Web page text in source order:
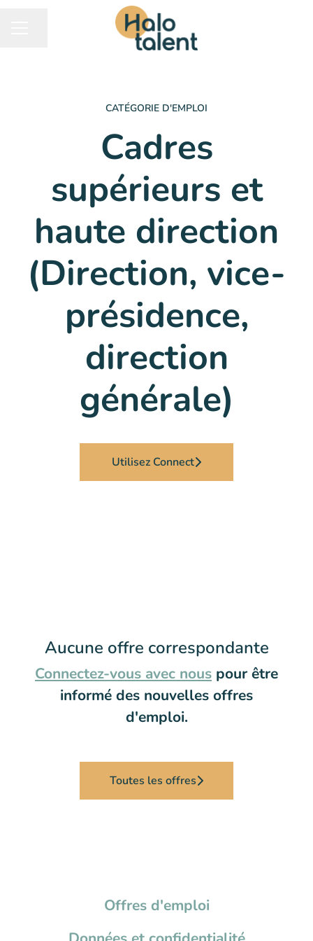
CATÉGORIE D'EMPLOI
Cadres
supérieurs et
haute direction
(Direction, vice-
présidence,
direction
générale)
Utilisez Connect
Aucune offre correspondante
Connectez-vous avec nous pour être
informé des nouvelles offres
d'emploi.
Toutes les offres
Offres d'emploi